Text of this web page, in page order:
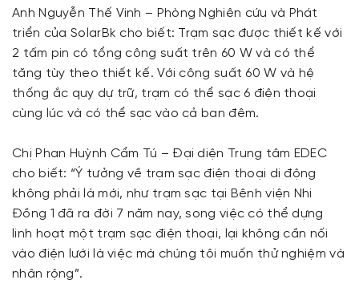
Anh Nguyễn Thế Vinh – Phòng Nghiên cứu và Phát
triển của SolarBk cho biết: Trạm sạc được thiết kế với
2 tấm pin có tổng công suất trên 60 W và có thể
tăng tùy theo thiết kế. Với công suất 60 W và hệ
thống ắc quy dự trữ, trạm có thể sạc 6 điện thoại
cùng lúc và có thể sạc vào cả ban đêm.
Chị Phan Huỳnh Cẩm Tú – Đại diện Trung tâm EDEC
cho biết: “Ý tưởng về trạm sạc điện thoại di động
không phải là mới, như trạm sạc tại Bênh viện Nhi
Đồng 1 đã ra đời 7 năm nay, song việc có thể dựng
linh hoạt một trạm sạc điện thoại, lại không cần nối
vào điện lưới là việc mà chúng tôi muốn thử nghiệm và
nhân rộng”.